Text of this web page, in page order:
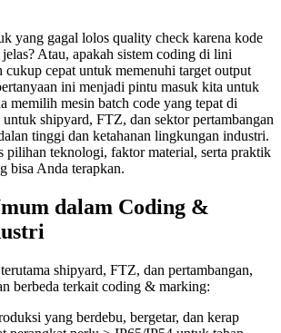
yang gagal lolos quality check karena kode
Atau, apakah sistem coding di lini
cukup cepat untuk memenuhi target output
ini menjadi pintu masuk kita untuk
memilih mesin batch code yang tepat di
shipyard, FTZ, dan sektor pertambangan
tinggi dan ketahanan lingkungan industri.
pilihan teknologi, faktor material, serta praktik
bisa Anda terapkan.
dalam Coding &
shipyard, FTZ, dan pertambangan,
berbeda terkait coding & marking:
yang berdebu, bergetar, dan kerap